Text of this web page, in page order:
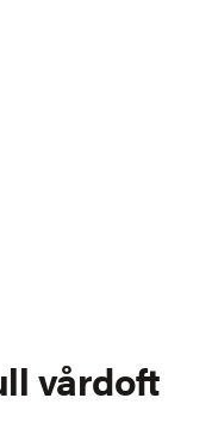
vårdoft